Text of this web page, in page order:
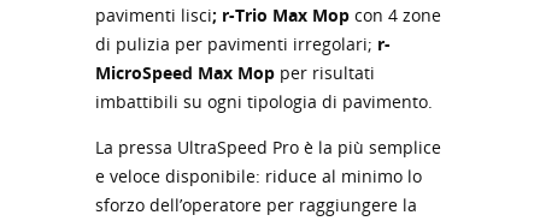
pavimenti lisci; r-Trio Max Mop con 4 zone
di pulizia per pavimenti irregolari; r-
MicroSpeed Max Mop per risultati
imbattibili su ogni tipologia di pavimento.
La pressa UltraSpeed Pro è la più semplice
e veloce disponibile: riduce al minimo lo
sforzo dell’operatore per raggiungere la